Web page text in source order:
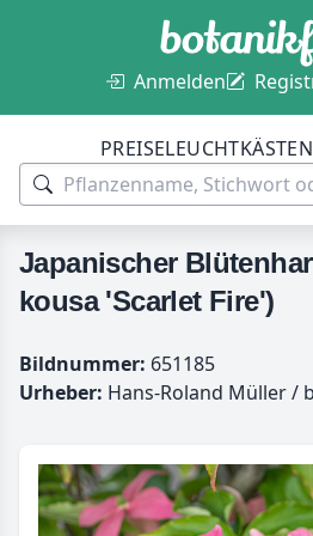
Anmelden
PREISELEUCHTKÄSTEN
Japanischer
kousa 'Scarlet Fire')
Bildnummer: 651185
Urheber: Hans-Roland Müller /